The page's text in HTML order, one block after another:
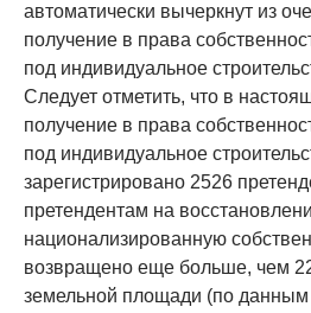
автоматически вычеркнут из
получение в права
под индивидуальное
Следует отметить, что в
получение в права
под индивидуальное
зарегистрировано 2526
претендентам на
национализированную
возвращено еще больше, чем
земельной площади (по